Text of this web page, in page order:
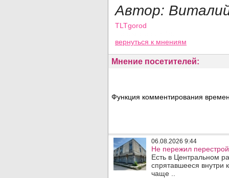
Автор:
TLTgorod
вернуться к мнениям
Мнение посетителей:
Функция комментирования
06.08.2026 9:44
Не пережил
Есть в Центральном
спрятавшееся внутри
чаще ..